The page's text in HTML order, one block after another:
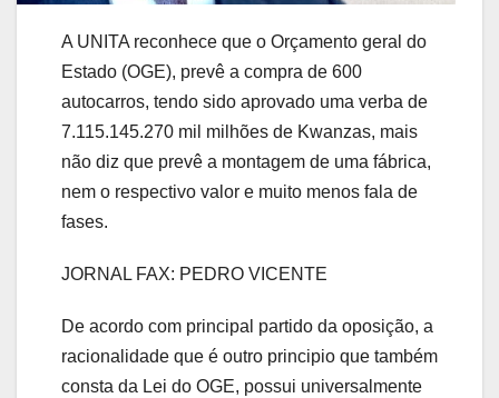
A UNITA reconhece que o Orçamento geral do
Estado (OGE), prevê a compra de 600
autocarros, tendo sido aprovado uma verba de
7.115.145.270 mil milhões de Kwanzas, mais
não diz que prevê a montagem de uma fábrica,
nem o respectivo valor e muito menos fala de
fases.
JORNAL FAX: PEDRO VICENTE
De acordo com principal partido da oposição, a
racionalidade que é outro principio que também
consta da Lei do OGE, possui universalmente